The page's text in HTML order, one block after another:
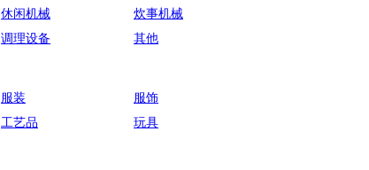
休闲机械
炊事机械
调理设备 其他
服装
服饰
工艺品
玩具